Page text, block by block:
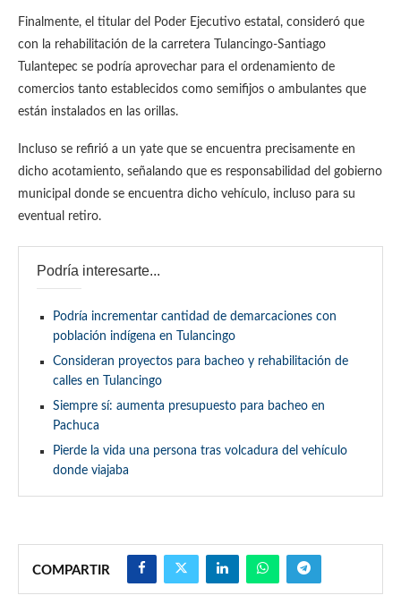
Finalmente, el titular del Poder Ejecutivo estatal, consideró que
con la rehabilitación de la carretera Tulancingo-Santiago
Tulantepec se podría aprovechar para el ordenamiento de
comercios tanto establecidos como semifijos o ambulantes que
están instalados en las orillas.
Incluso se refirió a un yate que se encuentra precisamente en
dicho acotamiento, señalando que es responsabilidad del gobierno
municipal donde se encuentra dicho vehículo, incluso para su
eventual retiro.
Podría interesarte...
Podría incrementar cantidad de demarcaciones con
población indígena en Tulancingo
Consideran proyectos para bacheo y rehabilitación de
calles en Tulancingo
Siempre sí: aumenta presupuesto para bacheo en
Pachuca
Pierde la vida una persona tras volcadura del vehículo
donde viajaba
COMPARTIR